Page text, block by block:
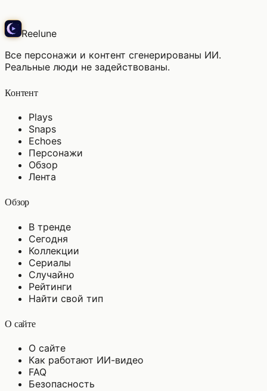
Reelune
Все персонажи и контент сгенерированы ИИ.
Реальные люди не задействованы.
Контент
Plays
Snaps
Echoes
Персонажи
Обзор
Лента
Обзор
В тренде
Сегодня
Коллекции
Сериалы
Случайно
Рейтинги
Найти свой тип
О сайте
О сайте
Как работают ИИ-видео
FAQ
Безопасность